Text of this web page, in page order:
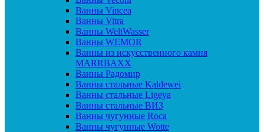
Ванны Vincea
Ванны Vitra
Ванны WeltWasser
Ванны WEMOR
Ванны из искусственного камня
MARRBAXX
Ванны Радомир
Ванны стальные Kaldewei
Ванны стальные Ligeya
Ванны стальные ВИЗ
Ванны чугунные Roca
Ванны чугунные Wotte